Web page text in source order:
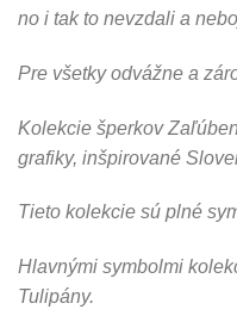
no i tak to nevzdali a
Pre všetky odvážne a
Kolekcie šperkov
grafiky, inšpirované
Tieto kolekcie sú plné
Hlavnými symbolmi
Tulipány.